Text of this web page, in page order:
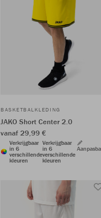
BASKETBALKLEDING
JAKO Short Center 2.0
vanaf 29,99 €
Verkrijgbaar
in 6
verschillende
kleuren
Verkrijgbaar
in 6
verschillende
kleuren